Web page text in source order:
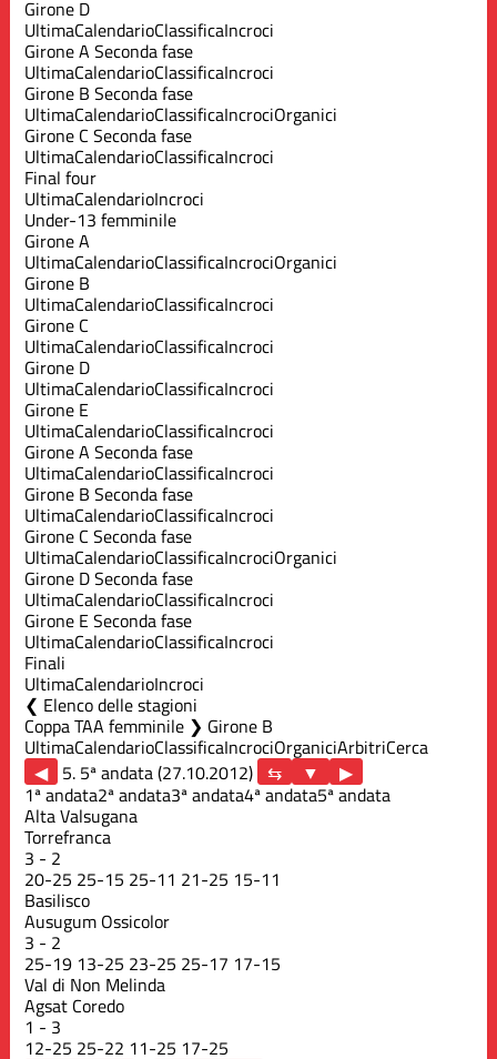
Girone D
UltimaCalendarioClassificaIncroci
Girone A Seconda fase
UltimaCalendarioClassificaIncroci
Girone B Seconda fase
UltimaCalendarioClassificaIncrociOrganici
Girone C Seconda fase
UltimaCalendarioClassificaIncroci
Final four
UltimaCalendarioIncroci
Under-13 femminile
Girone A
UltimaCalendarioClassificaIncrociOrganici
Girone B
UltimaCalendarioClassificaIncroci
Girone C
UltimaCalendarioClassificaIncroci
Girone D
UltimaCalendarioClassificaIncroci
Girone E
UltimaCalendarioClassificaIncroci
Girone A Seconda fase
UltimaCalendarioClassificaIncroci
Girone B Seconda fase
UltimaCalendarioClassificaIncroci
Girone C Seconda fase
UltimaCalendarioClassificaIncrociOrganici
Girone D Seconda fase
UltimaCalendarioClassificaIncroci
Girone E Seconda fase
UltimaCalendarioClassificaIncroci
Finali
UltimaCalendarioIncroci
Elenco delle stagioni
Coppa TAA femminile ❯ Girone B
UltimaCalendarioClassificaIncrociOrganiciArbitriCerca
◀ 5. 5ª andata (27.10.2012)
▶
1ª andata2ª andata3ª andata4ª andata5ª andata
Alta Valsugana
Torrefranca
3 - 2
20-25 25-15 25-11 21-25 15-11
Basilisco
Ausugum Ossicolor
3 - 2
25-19 13-25 23-25 25-17 17-15
Val di Non Melinda
Agsat Coredo
1 - 3
12-25 25-22 11-25 17-25